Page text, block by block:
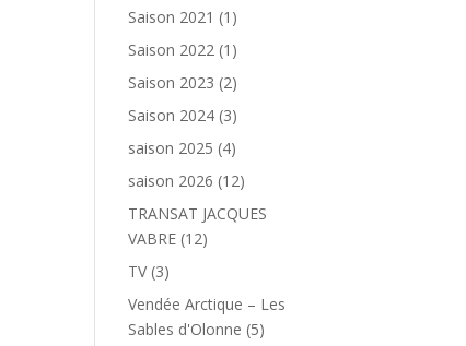
Saison 2021 (1)
Saison 2022 (1)
Saison 2023 (2)
Saison 2024 (3)
saison 2025 (4)
saison 2026 (12)
TRANSAT JACQUES
VABRE (12)
TV(3)
Vendée Arctique – Les
Sables d'Olonne (5)